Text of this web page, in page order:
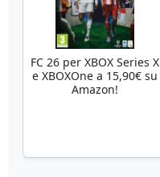
FC 26 per XBOX Series X
e XBOXOne a 15,90€ su
Amazon!